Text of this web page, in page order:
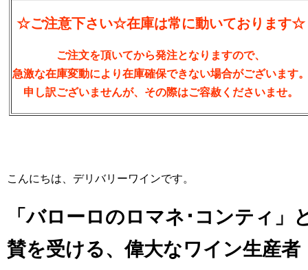
☆ご注意下さい☆在庫は常に動いております☆
ご注文を頂いてから発注となりますので、
急激な在庫変動により在庫確保できない場合がございます
申し訳ございませんが、その際はご容赦くださいませ。
こんにちは、デリバリーワインです。
「バローロのロマネ･コンティ」
賛を受ける、偉大なワイン生産